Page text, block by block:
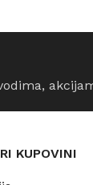
KUPOVINI